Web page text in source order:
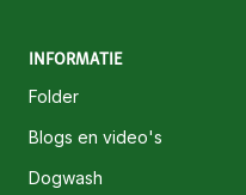
INFORMATIE
Folder
Blogs en video's
Dogwash